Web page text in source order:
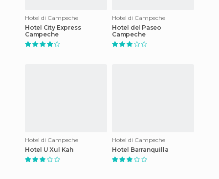
Hotel di Campeche
Hotel City Express
Campeche
Hotel di Campeche
Hotel del Paseo
Campeche
Hotel di Campeche
Hotel U Xul Kah
Hotel di Campeche
Hotel Barranquilla